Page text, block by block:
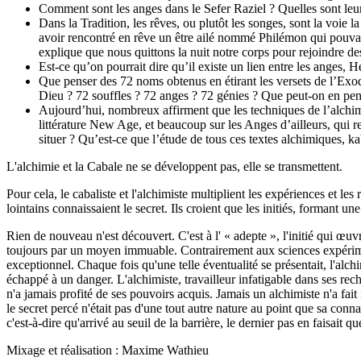
Comment sont les anges dans le Sefer Raziel ? Quelles sont
Dans la Tradition, les rêves, ou plutôt les songes, sont la voie
avoir rencontré en rêve un être ailé nommé Philémon qui
explique que nous quittons la nuit notre corps pour rejoindre
Est-ce qu’on pourrait dire qu’il existe un lien entre les anges,
Que penser des 72 noms obtenus en étirant les versets de
Dieu ? 72 souffles ? 72 anges ? 72 génies ? Que peut-on en
Aujourd’hui, nombreux affirment que les techniques de
littérature New Age, et beaucoup sur les Anges d’ailleurs, qui
situer ? Qu’est-ce que l’étude de tous ces textes alchimiques,
L'alchimie et la Cabale ne se développent pas, elle se transmettent.
Pour cela, le cabaliste et l'alchimiste multiplient les expériences et
lointains connaissaient le secret. Ils croient que les initiés, formant
Rien de nouveau n'est découvert. C'est à l' « adepte », l'initié qui
toujours par un moyen immuable. Contrairement aux sciences
exceptionnel. Chaque fois qu'une telle éventualité se présentait,
échappé à un danger. L'alchimiste, travailleur infatigable dans ses
n'a jamais profité de ses pouvoirs acquis. Jamais un alchimiste n'a
le secret percé n'était pas d'une tout autre nature au point que sa
c'est-à-dire qu'arrivé au seuil de la barrière, le dernier pas en faisait
Mixage et réalisation : Maxime Wathieu